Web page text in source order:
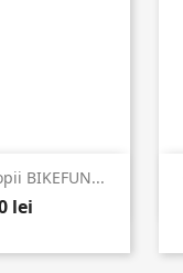
BIKEFUN...
lei
rapida